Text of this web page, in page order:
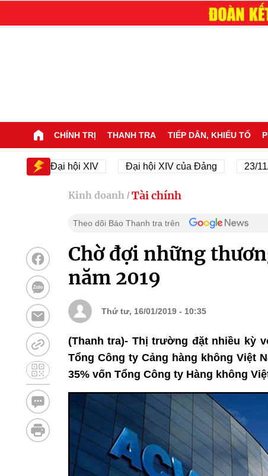
CHÍNH TRỊ THANH TRA TIẾP DÂN, KHIẾU TỐ
Đại hội XIV Đại hội XIV của Đảng 23/11/
Kinh doanh / Tài chính
Theo dõi Báo Thanh tra trên
Chờ đợi những
năm 2019
Thứ tư, 16/01/2019 - 10:35
(Thanh tra)- Thị trường đặt nhiều kỳ
Tổng Công ty Cảng hàng không Việt
35% vốn Tổng Công ty Hàng không